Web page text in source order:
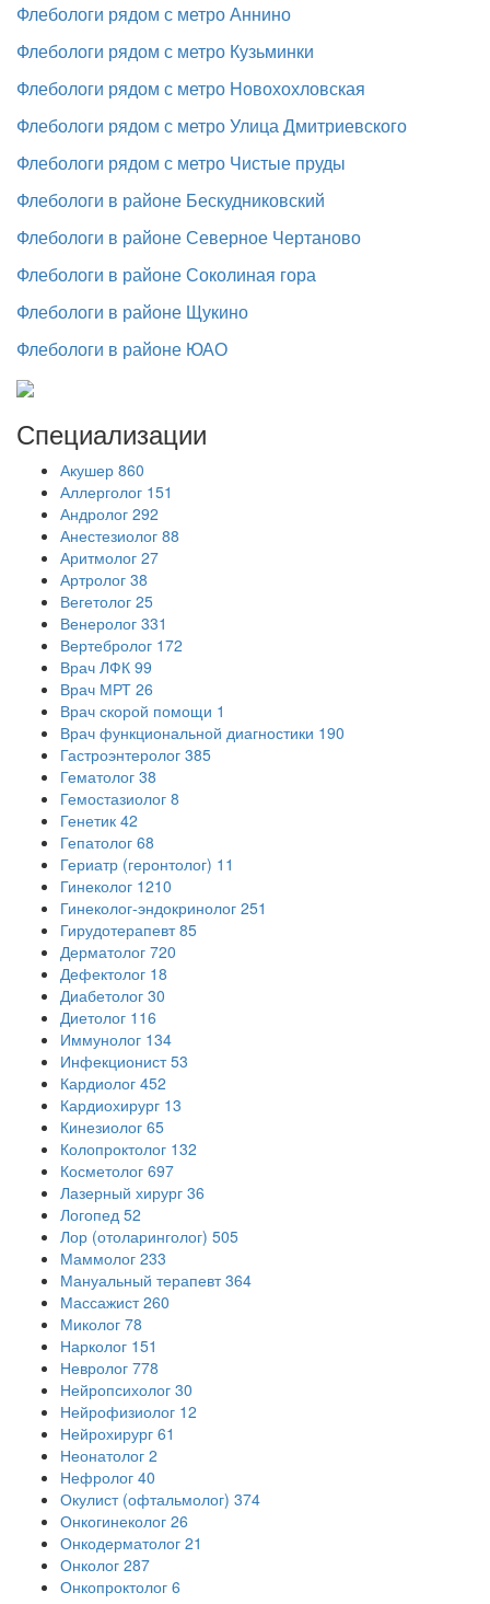
Флебологи рядом с метро Аннино
Флебологи рядом с метро Кузьминки
Флебологи рядом с метро Новохохловская
Флебологи рядом с метро Улица Дмитриевского
Флебологи рядом с метро Чистые пруды
Флебологи в районе Бескудниковский
Флебологи в районе Северное Чертаново
Флебологи в районе Соколиная гора
Флебологи в районе Щукино
Флебологи в районе ЮАО
Специализации
Акушер 860
Аллерголог 151
Андролог 292
Анестезиолог 88
Аритмолог 27
Артролог 38
Вегетолог 25
Венеролог 331
Вертебролог 172
Врач ЛФК 99
Врач МРТ 26
Врач скорой помощи 1
Врач функциональной диагностики 190
Гастроэнтеролог 385
Гематолог 38
Гемостазиолог 8
Генетик 42
Гепатолог 68
Гериатр (геронтолог) 11
Гинеколог 1210
Гинеколог-эндокринолог 251
Гирудотерапевт 85
Дерматолог 720
Дефектолог 18
Диабетолог 30
Диетолог 116
Иммунолог 134
Инфекционист 53
Кардиолог 452
Кардиохирург 13
Кинезиолог 65
Колопроктолог 132
Косметолог 697
Лазерный хирург 36
Логопед 52
Лор (отоларинголог) 505
Маммолог 233
Мануальный терапевт 364
Массажист 260
Миколог 78
Нарколог 151
Невролог 778
Нейропсихолог 30
Нейрофизиолог 12
Нейрохирург 61
Неонатолог 2
Нефролог 40
Окулист (офтальмолог) 374
Онкогинеколог 26
Онкодерматолог 21
Онколог 287
Онкопроктолог 6